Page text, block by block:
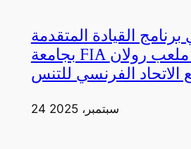
القيادة المتقدمة
بجامعة FIA يزورون ملعب رولان
الفرنسي للتنس
24 سبتمبر، 2025